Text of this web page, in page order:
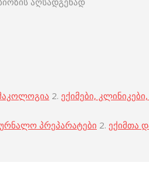
2. ექიმები,
პრეპარატები 2. ექიმთა